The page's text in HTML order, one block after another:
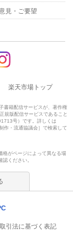
見・ご要望
楽天市場トップ
書籍配信サービスが、著作権
規版配信サービスであること
号）です。詳しくは
作・流通協議会］で検索して
格がページによって異なる場
ください。
引法に基づく表記